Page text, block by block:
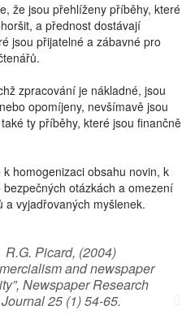
že jsou přehlíženy příběhy, které
a přednost dostávají
jsou přijatelné a zábavné pro
zpracování je nákladné, jsou
opomíjeny, nevšímavě jsou
ty příběhy, které jsou finančně
k homogenizaci obsahu novin, k
otázkách a omezení
a vyjadřovaných myšlenek.
R.G. Picard, (2004)
and newspaper
Newspaper Research
Journal 25 (1) 54-65.